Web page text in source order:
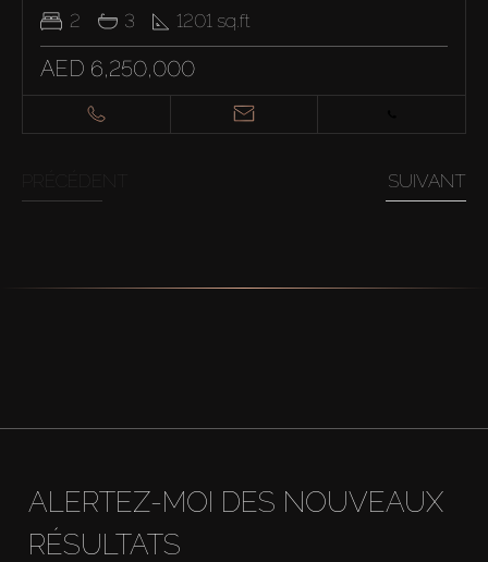
2
3 1201 sq.ft
AED 6,250,000
SUIVANT
ALERTEZ-MOI DES NOUVEAUX
RÉSULTATS